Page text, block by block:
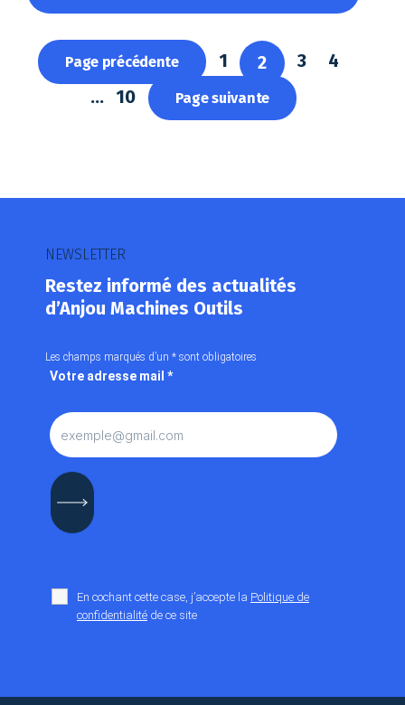
Page précédente 1 2 3
4
… 10 Page suivante
NEWSLETTER
Restez informé des actualités
d’Anjou Machines Outils
Les champs marqués d’un * sont obligatoires
Votre adresse mail *
En cochant cette case, j’accepte la Politique de
confidentialité de ce site